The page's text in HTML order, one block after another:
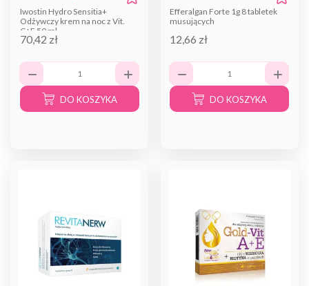
Iwostin Hydro Sensitia+
Odżywczy krem na noc z Vit.
C+E 50 ml
70,42 zł
DO KOSZYKA
Efferalgan Forte 1g 8 tabletek
musujących
12,66 zł
DO KOSZYKA